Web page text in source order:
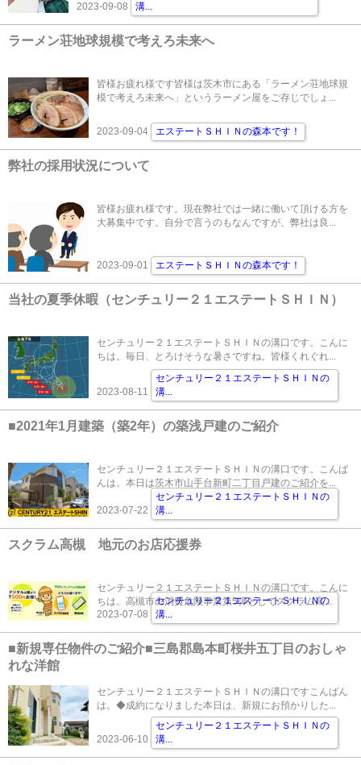
2023-09-08 溝...
ラーメン荘地球規模で考えろ未来へ
皆様お疲れ様です皆様は茨木市にある「ラーメン荘地球規
模で考えろ未来へ」というラーメン屋をご存じでしょ...
2023-09-04 エステートＳＨＩＮの森本です！
弊社の採用状況について
皆様お疲れ様です。現在弊社では一緒に働いて頂ける方を
大募集中です。自分で言うのもなんですが、弊社は良...
2023-09-01 エステートＳＨＩＮの森本です！
当社の夏季休暇（センチュリー２１エステートＳＨＩＮ）
センチュリー２１エステートＳＨＩＮの溝口です。こんに
ちは。毎日、とろけそうな暑さですね。皆様くれぐれ...
2023-08-11
センチュリー２１エステートＳＨＩＮの
溝...
■2021年1月建築（築2年）の築浅戸建のご紹介
センチュリー２１エステートＳＨＩＮの溝口です。こんば
んは。本日は茨木市山手台新町二丁目戸建のご紹介を...
2023-07-22
センチュリー２１エステートＳＨＩＮの
溝...
スクラム高槻 地元のお店応援券
センチュリー２１エステートＳＨＩＮの溝口です。こんに
ちは。高槻市の消費危険事業第5弾としてスクラム高...
2023-07-08
センチュリー２１エステートＳＨＩＮの
溝...
■新規専任物件のご紹介■三島郡島本町桜井五丁目のおしゃ
れな洋館
センチュリー２１エステートＳＨＩＮの溝口ですこんばん
は。◆成約になりました本日は、新規にお預かりした...
2023-06-10
センチュリー２１エステートＳＨＩＮの
溝...